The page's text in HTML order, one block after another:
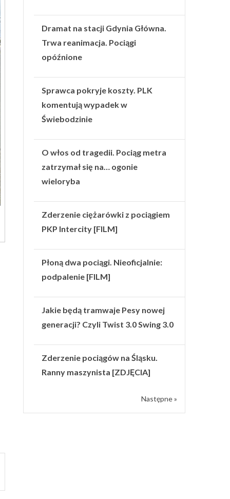
Dramat na stacji Gdynia Główna.
Trwa reanimacja. Pociągi
opóźnione
Sprawca pokryje koszty. PLK
komentują wypadek w
Świebodzinie
O włos od tragedii. Pociąg metra
zatrzymał się na… ogonie
wieloryba
Zderzenie ciężarówki z pociągiem
PKP Intercity [FILM]
Płoną dwa pociągi. Nieoficjalnie:
podpalenie [FILM]
Jakie będą tramwaje Pesy nowej
generacji? Czyli Twist 3.0 Swing 3.0
Zderzenie pociągów na Śląsku.
Ranny maszynista [ZDJĘCIA]
Następne »